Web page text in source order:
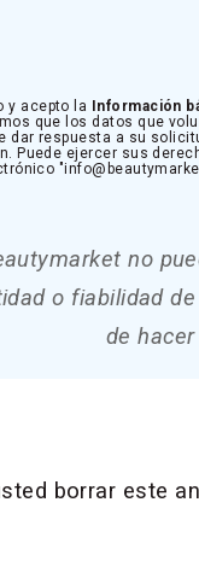
y acepto la Información
que los datos que
dar respuesta a su
Puede ejercer sus
no
o fiabilidad
de
borrar este